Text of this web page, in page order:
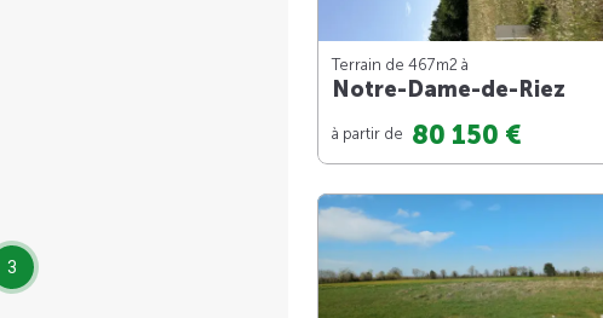
3
Terrain de 467m2 à
Notre-Dame-de-Riez
à partir de 80 150 €